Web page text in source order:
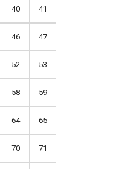
40 41
46 47
52 53
58 59
64 65
70 71